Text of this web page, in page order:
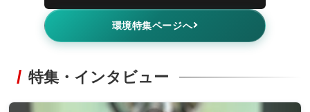
環境特集ページへ
特集・インタビュー